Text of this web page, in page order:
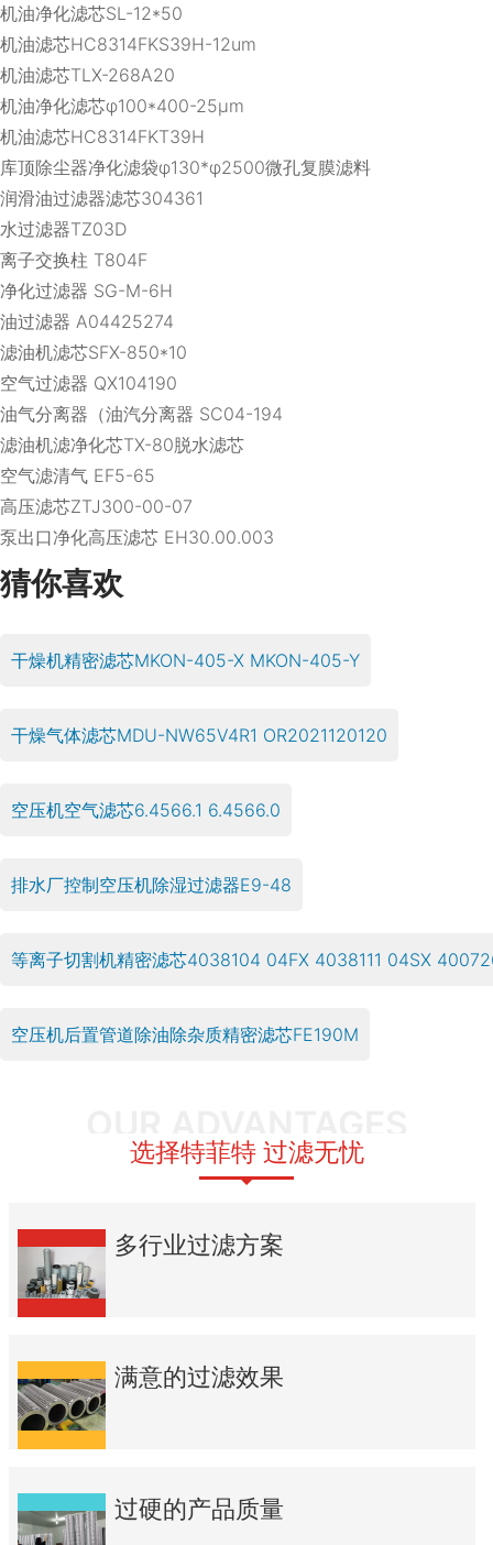
机油净化滤芯SL-12*50
机油滤芯HC8314FKS39H-12um
机油滤芯TLX-268A20
机油净化滤芯φ100*400-25μm
机油滤芯HC8314FKT39H
库顶除尘器净化滤袋φ130*φ2500微孔复膜滤料
润滑油过滤器滤芯304361
水过滤器TZ03D
离子交换柱 T804F
净化过滤器 SG-M-6H
油过滤器 A04425274
滤油机滤芯SFX-850*10
空气过滤器 QX104190
油气分离器（油汽分离器 SC04-194
滤油机滤净化芯TX-80脱水滤芯
空气滤清气 EF5-65
高压滤芯ZTJ300-00-07
泵出口净化高压滤芯 EH30.00.003
猜你喜欢
干燥机精密滤芯MKON-405-X MKON-405-Y
干燥气体滤芯MDU-NW65V4R1 OR2021120120
空压机空气滤芯6.4566.1 6.4566.0
排水厂控制空压机除湿过滤器E9-48
等离子切割机精密滤芯4038104 04FX 4038111 04SX
空压机后置管道除油除杂质精密滤芯FE190M
选择特菲特 过滤无忧
多行业过滤方案
满意的过滤效果
过硬的产品质量